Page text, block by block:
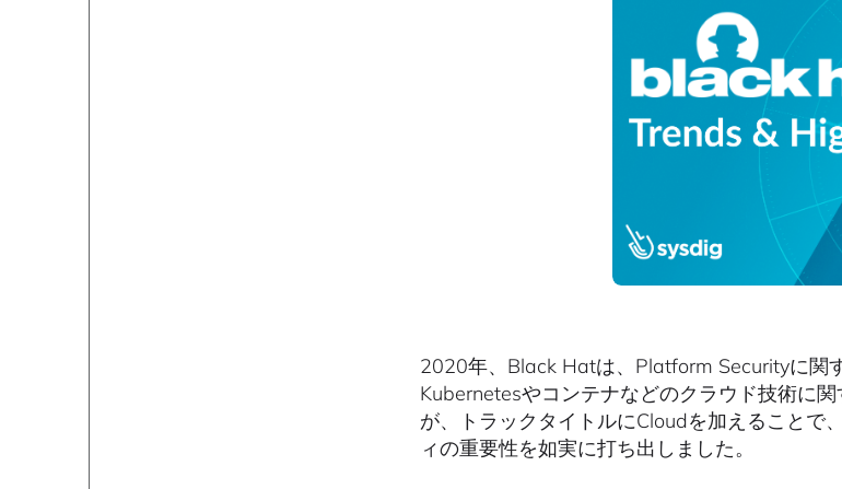
2020年、Black Hatは、Platform Securityに関
Kubernetesやコンテナなどのクラウド技術に
が、トラックタイトルにCloudを加えることで
ィの重要性を如実に打ち出しました。